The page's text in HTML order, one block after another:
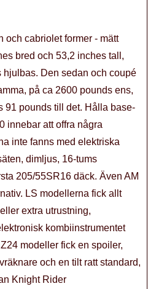
och cabriolet former - mätt
bred och 53,2 inches tall,
Den sedan och coupé
på ca 2600 pounds ens,
91 pounds till det. Hålla base-
innebar att offra några
inte fanns med elektriska
dimljus, 16-tums
205/55SR16 däck. Även AM
LS modellerna fick allt
extra utrustning,
kombiinstrumentet
modeller fick en spoiler,
och en tilt ratt standard,
Knight Rider